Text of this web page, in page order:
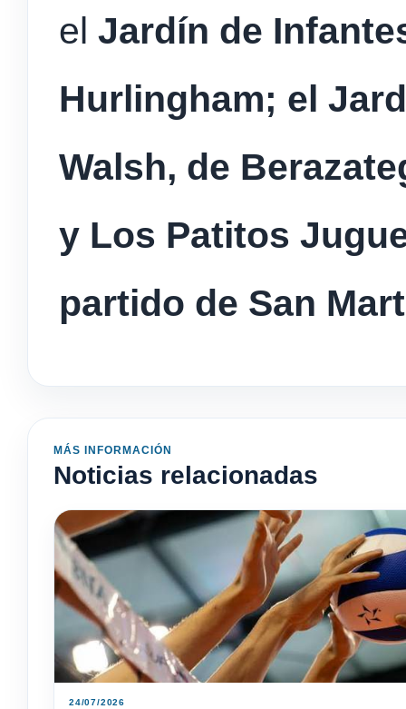
el Jardín de
Hurlingham; el
Walsh, de
y Los Patitos
partido de San
MÁS INFORMACIÓN
Noticias relacionadas
24/07/2026